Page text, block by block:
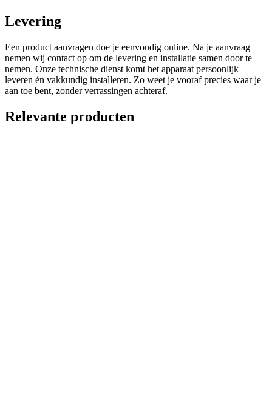
Levering
Een product aanvragen doe je eenvoudig online. Na je aanvraag
nemen wij contact op om de levering en installatie samen door te
nemen. Onze technische dienst komt het apparaat persoonlijk
leveren én vakkundig installeren. Zo weet je vooraf precies waar je
aan toe bent, zonder verrassingen achteraf.
Relevante producten